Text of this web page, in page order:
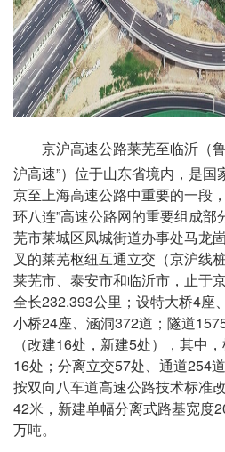
京沪高速公路莱芜至临沂（
沪高速”）位于山东省境内，是
京至上海高速公路中重要的一段
环八连”高速公路网的重要组成
芜市莱城区凤城街道办事处马龙
叉的莱芜枢纽互通立交（京沪线
莱芜市、泰安市和临沂市，止于
全长232.393公里；设特大桥4座
小桥24座、涵洞372道；隧道
（改建16处，新建5处），其中
16处；分离立交57处、通道254
按双向八车道高速公路技术标准
42米，新建单幅分离式路基宽度
万吨。